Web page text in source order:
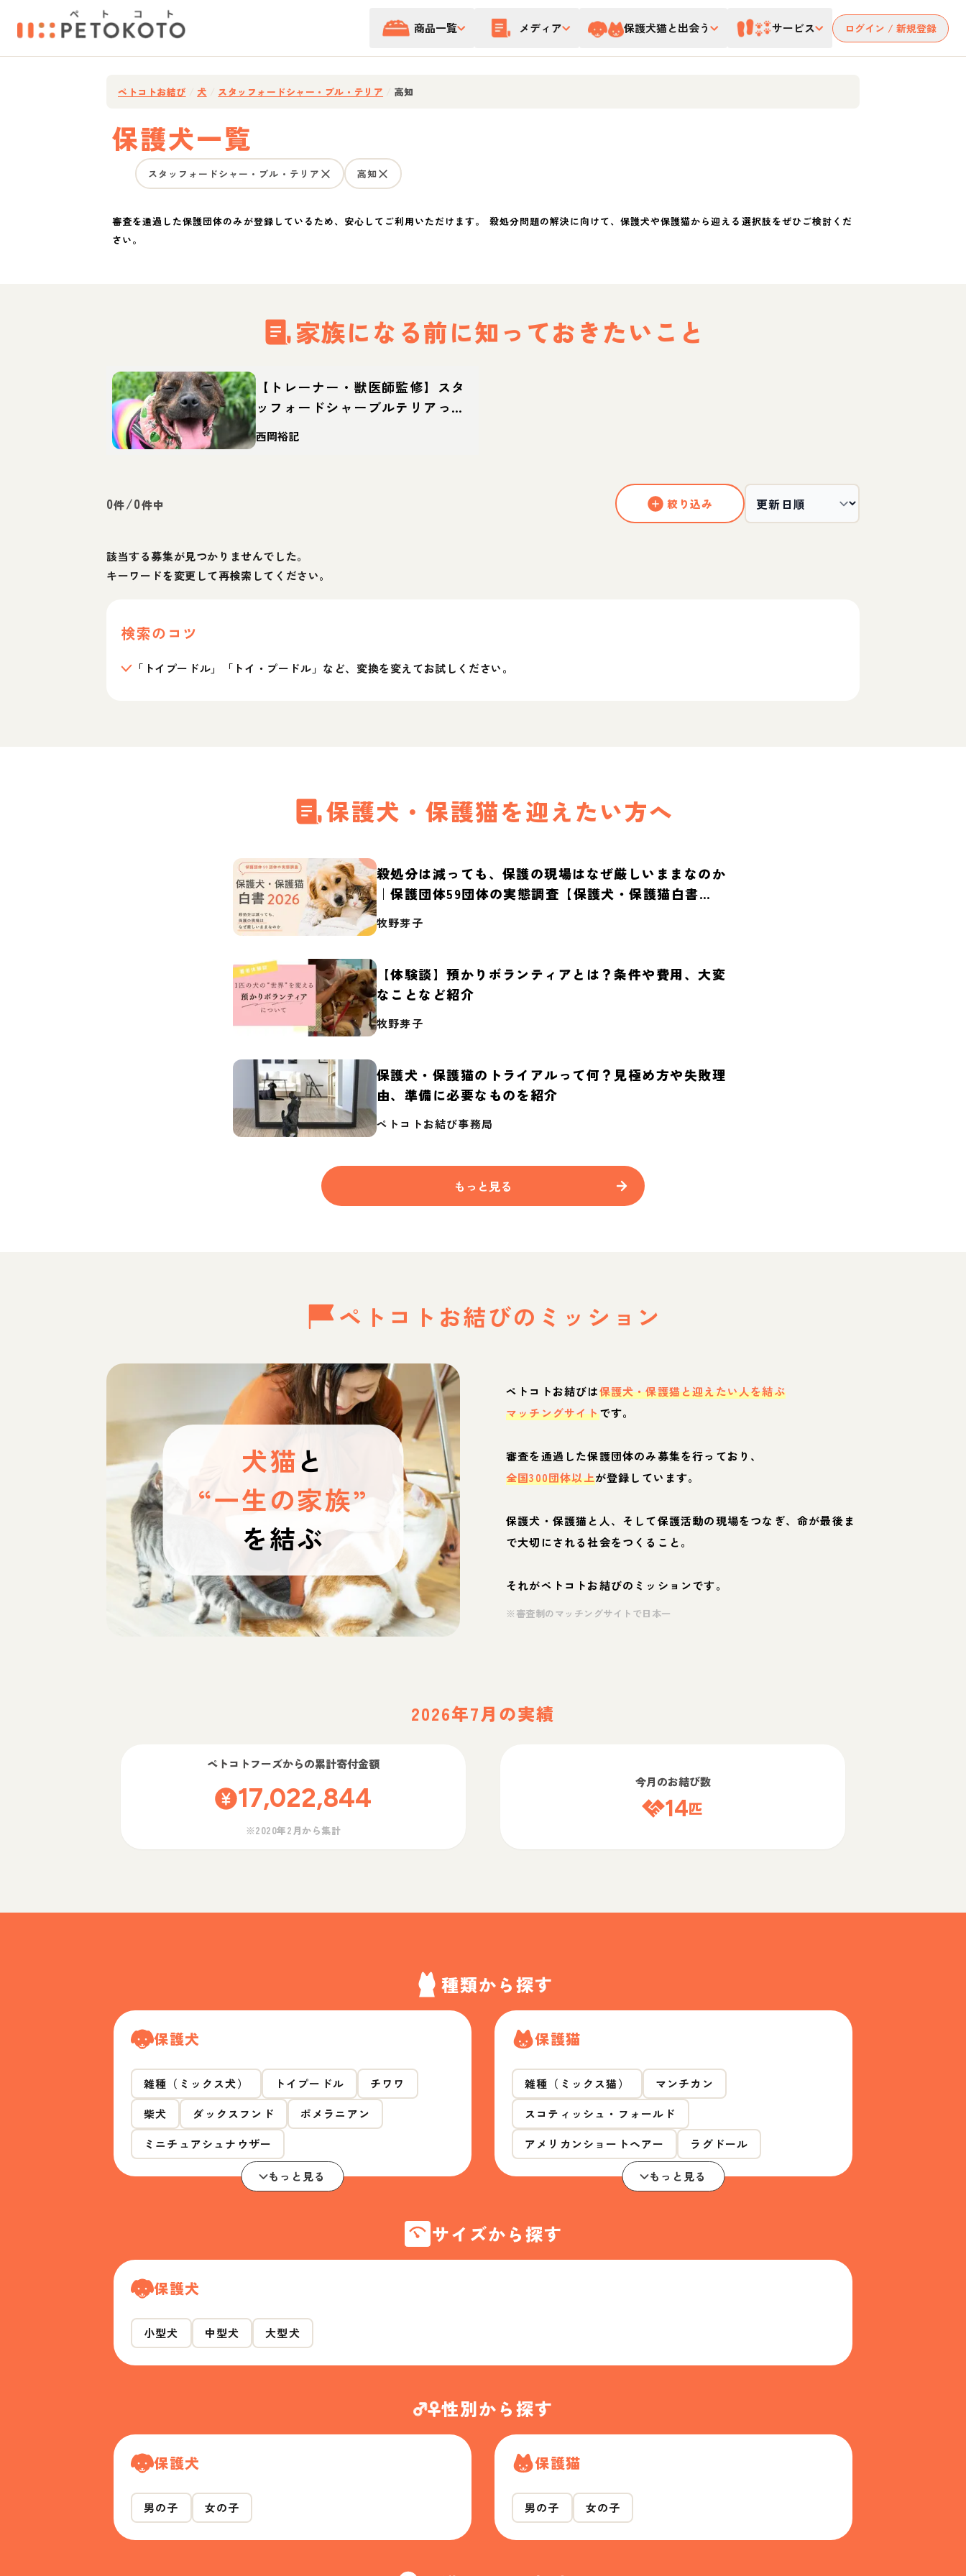
商品一覧 メディア 保護犬猫と出会う サービス ログイン / 新規登録
ペトコトお結び 犬 スタッフォードシャー・ブル・テリア 高知
保護犬一覧
スタッフォードシャー・ブル・テリア 高知
審査を通過した保護団体のみが登録しているため、安心してご利用いただけます。 殺処分問題の解決に向けて、保護犬や保護猫から迎える選択肢をぜひご検討くだ
さい。
家族になる前に知っておきたいこと
【トレーナー・獣医師監修】スタ
ッフォードシャーブルテリアって
どんな犬？性格・特徴・育て方・
迎え方
西岡裕記
0件/0件中 絞り込み
該当する募集が見つかりませんでした。
キーワードを変更して再検索してください。
検索のコツ
「トイプードル」「トイ・プードル」など、変換を変えてお試しください。
保護犬・保護猫を迎えたい方へ
殺処分は減っても、保護の現場はなぜ厳しいままなのか
｜保護団体59団体の実態調査【保護犬・保護猫白書
2026】
牧野芽子
【体験談】預かりボランティアとは？条件や費用、大変
なことなど紹介
牧野芽子
保護犬・保護猫のトライアルって何？見極め方や失敗理
由、準備に必要なものを紹介
ペトコトお結び事務局
もっと見る
ペトコトお結びの ミッション
犬猫と
“一生の家族”
を結ぶ
ペトコトお結びは保護犬・保護猫と迎えたい人を結ぶ
マッチングサイトです。
審査を通過した保護団体のみ募集を行っており、
全国300団体以上が登録しています。
保護犬・保護猫と人、そして保護活動の現場をつなぎ、命が最後ま
で大切にされる社会をつくること。
それがペトコトお結びのミッションです。
※審査制のマッチングサイトで日本一
2026年7月の実績
ペトコトフーズからの累計寄付金額
17,022,844
※2020年2月から集計
今月のお結び数
14匹
種類から探す
保護犬
雑種（ミックス犬） トイプードル
チワワ
柴犬
ダックスフンド
ポメラニアン
ミニチュアシュナウザー
もっと見る
保護猫
雑種（ミックス猫）
マンチカン
スコティッシュ・フォールド
アメリカンショートヘアー
ラグドール
もっと見る
サイズから探す
保護犬
小型犬 中型犬 大型犬
性別から探す
保護犬
男の子 女の子
保護猫
男の子 女の子